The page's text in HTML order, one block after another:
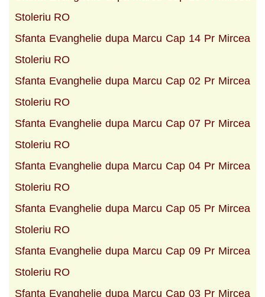
Stoleriu RO
Sfanta Evanghelie dupa Marcu Cap 14 Pr Mircea
Stoleriu RO
Sfanta Evanghelie dupa Marcu Cap 02 Pr Mircea
Stoleriu RO
Sfanta Evanghelie dupa Marcu Cap 07 Pr Mircea
Stoleriu RO
Sfanta Evanghelie dupa Marcu Cap 04 Pr Mircea
Stoleriu RO
Sfanta Evanghelie dupa Marcu Cap 05 Pr Mircea
Stoleriu RO
Sfanta Evanghelie dupa Marcu Cap 09 Pr Mircea
Stoleriu RO
Sfanta Evanghelie dupa Marcu Cap 03 Pr Mircea